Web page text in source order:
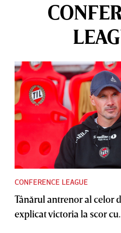
CONFERENCE LEAGUE
Tânărul antrenor al celor
explicat victoria la scor